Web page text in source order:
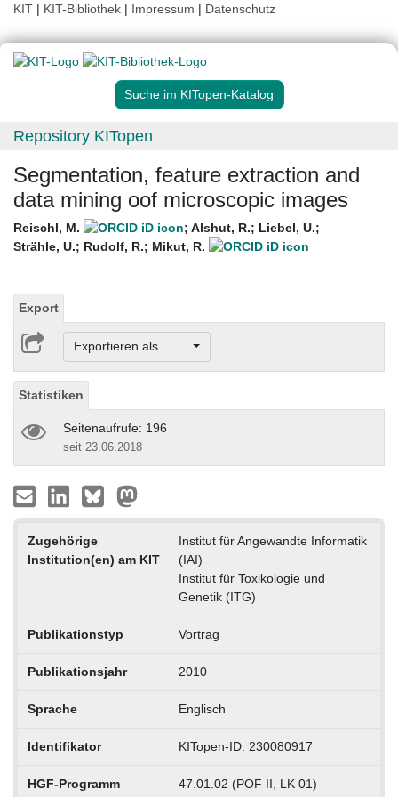
KIT | KIT-Bibliothek | Impressum | Datenschutz
Suche im KITopen-Katalog
Repository KITopen
Segmentation, feature extraction and
data mining oof microscopic images
Reischl, M. ; Alshut, R.; Liebel, U.;
Strähle, U.; Rudolf, R.; Mikut, R.
Export
Exportieren als ...
Statistiken
Seitenaufrufe: 196
seit 23.06.2018
Zugehörige
Institution(en) am KIT
Institut für Angewandte Informatik
(IAI)
Institut für Toxikologie und
Genetik (ITG)
Publikationstyp Vortrag
Publikationsjahr 2010
Sprache Englisch
Identifikator KITopen-ID: 230080917
HGF-Programm
47.01.02 (POF II, LK 01)